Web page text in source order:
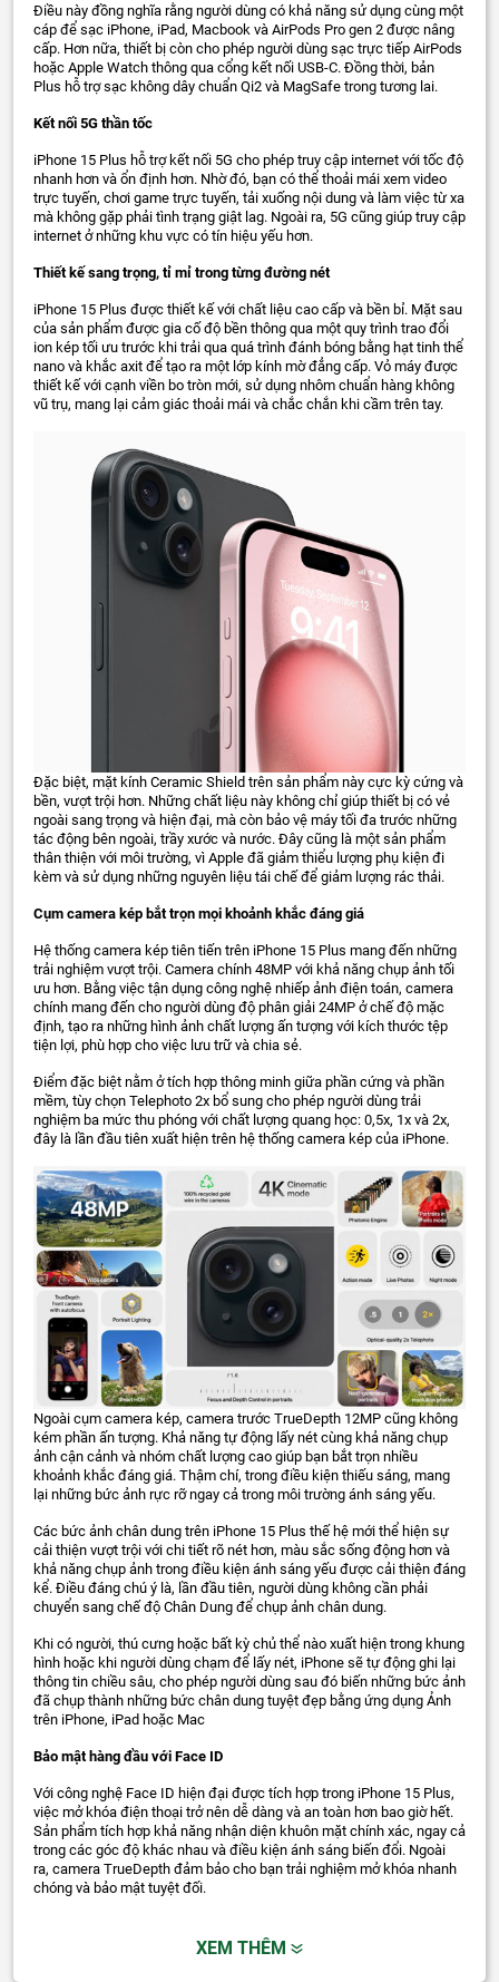
Điều này đồng nghĩa rằng người dùng có khả năng sử dụng cùng một
cáp để sạc iPhone, iPad, Macbook và AirPods Pro gen 2 được nâng
cấp. Hơn nữa, thiết bị còn cho phép người dùng sạc trực tiếp AirPods
hoặc Apple Watch thông qua cổng kết nối USB-C. Đồng thời, bản
Plus hỗ trợ sạc không dây chuẩn Qi2 và MagSafe trong tương lai.
Kết nối 5G thần tốc
iPhone 15 Plus hỗ trợ kết nối 5G cho phép truy cập internet với tốc độ
nhanh hơn và ổn định hơn. Nhờ đó, bạn có thể thoải mái xem video
trực tuyến, chơi game trực tuyến, tải xuống nội dung và làm việc từ xa
mà không gặp phải tình trạng giật lag. Ngoài ra, 5G cũng giúp truy cập
internet ở những khu vực có tín hiệu yếu hơn.
Thiết kế sang trọng, tỉ mỉ trong từng đường nét
iPhone 15 Plus được thiết kế với chất liệu cao cấp và bền bỉ. Mặt sau
của sản phẩm được gia cố độ bền thông qua một quy trình trao đổi
ion kép tối ưu trước khi trải qua quá trình đánh bóng bằng hạt tinh thể
nano và khắc axit để tạo ra một lớp kính mờ đẳng cấp. Vỏ máy được
thiết kế với cạnh viền bo tròn mới, sử dụng nhôm chuẩn hàng không
vũ trụ, mang lại cảm giác thoải mái và chắc chắn khi cầm trên tay.
Đặc biệt, mặt kính Ceramic Shield trên sản phẩm này cực kỳ cứng và
bền, vượt trội hơn. Những chất liệu này không chỉ giúp thiết bị có vẻ
ngoài sang trọng và hiện đại, mà còn bảo vệ máy tối đa trước những
tác động bên ngoài, trầy xước và nước. Đây cũng là một sản phẩm
thân thiện với môi trường, vì Apple đã giảm thiểu lượng phụ kiện đi
kèm và sử dụng những nguyên liệu tái chế để giảm lượng rác thải.
Cụm camera kép bắt trọn mọi khoảnh khắc đáng giá
Hệ thống camera kép tiên tiến trên iPhone 15 Plus mang đến những
trải nghiệm vượt trội. Camera chính 48MP với khả năng chụp ảnh tối
ưu hơn. Bằng việc tận dụng công nghệ nhiếp ảnh điện toán, camera
chính mang đến cho người dùng độ phân giải 24MP ở chế độ mặc
định, tạo ra những hình ảnh chất lượng ấn tượng với kích thước tệp
tiện lợi, phù hợp cho việc lưu trữ và chia sẻ.
Điểm đặc biệt nằm ở tích hợp thông minh giữa phần cứng và phần
mềm, tùy chọn Telephoto 2x bổ sung cho phép người dùng trải
nghiệm ba mức thu phóng với chất lượng quang học: 0,5x, 1x và 2x,
đây là lần đầu tiên xuất hiện trên hệ thống camera kép của iPhone.
Ngoài cụm camera kép, camera trước TrueDepth 12MP cũng không
kém phần ấn tượng. Khả năng tự động lấy nét cùng khả năng chụp
ảnh cận cảnh và nhóm chất lượng cao giúp bạn bắt trọn nhiều
khoảnh khắc đáng giá. Thậm chí, trong điều kiện thiếu sáng, mang
lại những bức ảnh rực rỡ ngay cả trong môi trường ánh sáng yếu.
Các bức ảnh chân dung trên iPhone 15 Plus thế hệ mới thể hiện sự
cải thiện vượt trội với chi tiết rõ nét hơn, màu sắc sống động hơn và
khả năng chụp ảnh trong điều kiện ánh sáng yếu được cải thiện đáng
kể. Điều đáng chú ý là, lần đầu tiên, người dùng không cần phải
chuyển sang chế độ Chân Dung để chụp ảnh chân dung.
Khi có người, thú cưng hoặc bất kỳ chủ thể nào xuất hiện trong khung
hình hoặc khi người dùng chạm để lấy nét, iPhone sẽ tự động ghi lại
thông tin chiều sâu, cho phép người dùng sau đó biến những bức ảnh
đã chụp thành những bức chân dung tuyệt đẹp bằng ứng dụng Ảnh
trên iPhone, iPad hoặc Mac
Bảo mật hàng đầu với Face ID
Với công nghệ Face ID hiện đại được tích hợp trong iPhone 15 Plus,
việc mở khóa điện thoại trở nên dễ dàng và an toàn hơn bao giờ hết.
Sản phẩm tích hợp khả năng nhận diện khuôn mặt chính xác, ngay cả
trong các góc độ khác nhau và điều kiện ánh sáng biến đổi. Ngoài
ra, camera TrueDepth đảm bảo cho bạn trải nghiệm mở khóa nhanh
chóng và bảo mật tuyệt đối.
XEM THÊM